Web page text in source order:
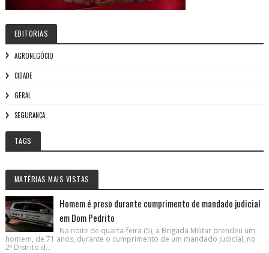
EDITORIAS
AGRONEGÓCIO
CIDADE
GERAL
SEGURANÇA
TAGS
MATÉRIAS MAIS VISTAS
Homem é preso durante cumprimento de mandado judicial
em Dom Pedrito
Na noite de quarta-feira (5), a Brigada Militar prendeu um
homem, de 71 anos, durante o cumprimento de um mandado judicial, no
2º Distrito d...